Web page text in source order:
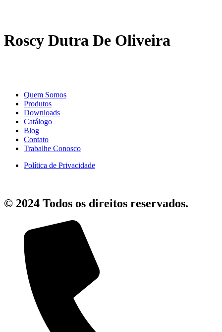
Roscy Dutra De Oliveira
Quem Somos
Produtos
Downloads
Catálogo
Blog
Contato
Trabalhe Conosco
Política de Privacidade
© 2024 Todos os direitos reservados.